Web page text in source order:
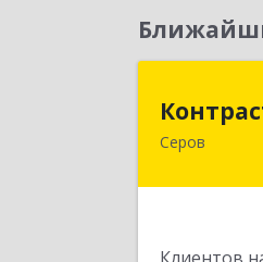
Серов624993,